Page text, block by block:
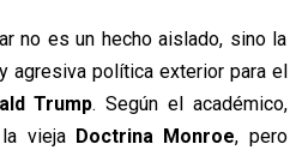
no es un hecho aislado, sino la
agresiva política exterior para el
Trump. Según el académico,
vieja Doctrina Monroe, pero